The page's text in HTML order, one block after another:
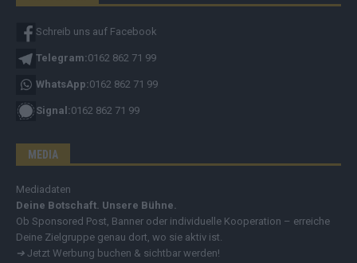
Schreib uns auf Facebook
Telegram:0162 862 71 99
WhatsApp:0162 862 71 99
Signal:0162 862 71 99
MEDIA
Mediadaten
Deine Botschaft. Unsere Bühne.
Ob Sponsored Post, Banner oder individuelle Kooperation – erreiche
Deine Zielgruppe genau dort, wo sie aktiv ist.
➔ Jetzt Werbung buchen & sichtbar werden!